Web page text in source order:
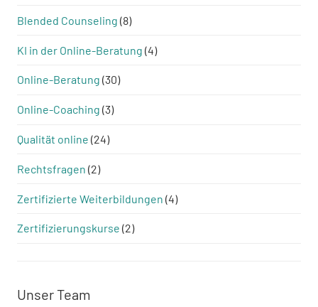
Blended Counseling (8)
KI in der Online-Beratung (4)
Online-Beratung (30)
Online-Coaching (3)
Qualität online (24)
Rechtsfragen (2)
Zertifizierte Weiterbildungen (4)
Zertifizierungskurse (2)
Unser Team